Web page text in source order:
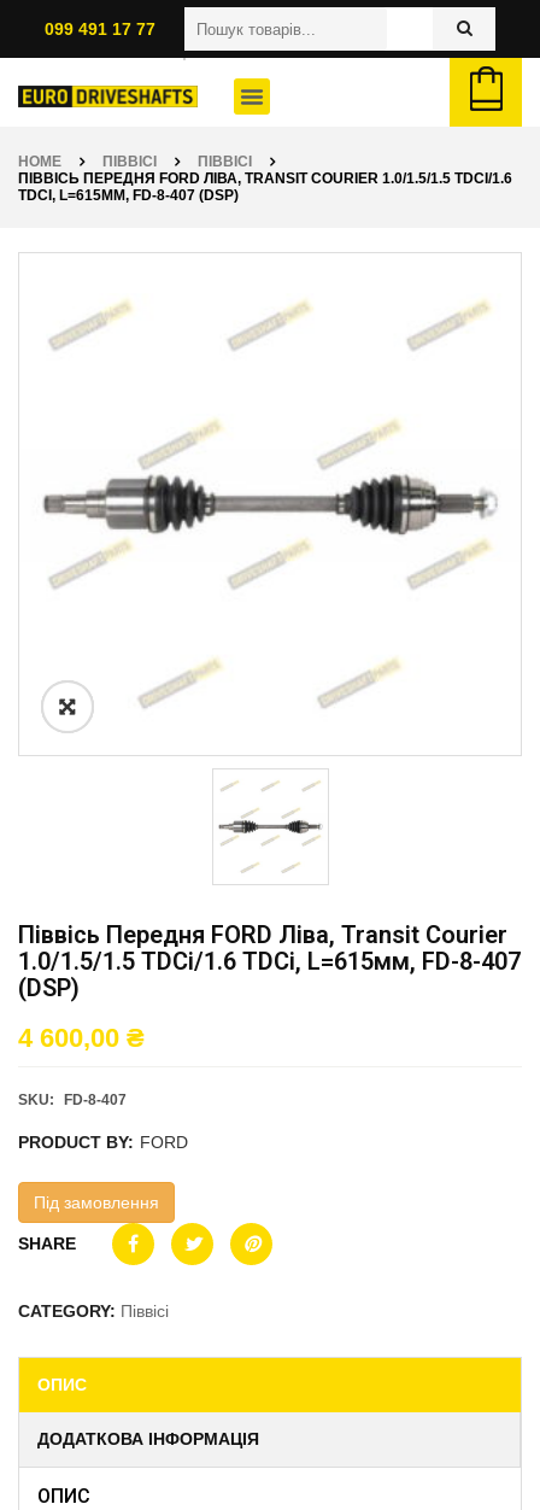
099 491 17 77
HOME ПІВВІСІ
ПІВВІСІ
ПІВВІСЬ ПЕРЕДНЯ FORD ЛІВА, TRANSIT COURIER 1.0/1.5/1.5 TDCI/1.6
TDCI, L=615ММ, FD-8-407 (DSP)
Піввісь Передня FORD Ліва, Transit Courier
1.0/1.5/1.5 TDCi/1.6 TDCi, L=615мм, FD-8-407
(DSP)
4 600,00 ₴
SKU: FD-8-407
PRODUCT BY: FORD
Під замовлення
SHARE
CATEGORY: Піввісі
ОПИС
ДОДАТКОВА ІНФОРМАЦІЯ
ОПИС